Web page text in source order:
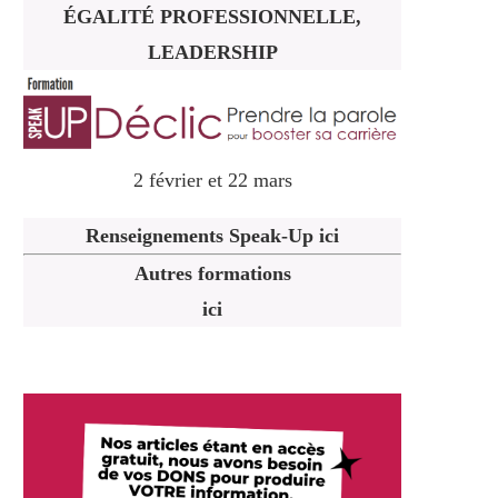
ÉGALITÉ PROFESSIONNELLE,
LEADERSHIP
2 février et 22 mars
Renseignements Speak-Up ici
Autres formations
ici